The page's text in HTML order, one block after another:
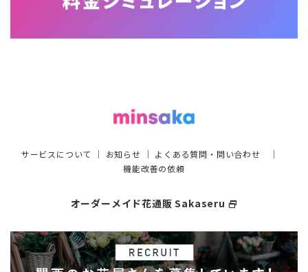
サービスについて ｜ お知らせ ｜ よくある質問・問い合わせ ｜
機能改善の依頼
オーダーメイド花通販 Sakaseru select_window